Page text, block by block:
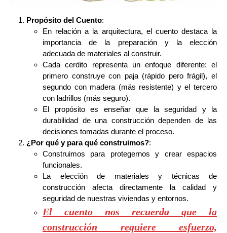
Propósito del Cuento:
En relación a la arquitectura, el cuento destaca la
importancia de la preparación y la elección
adecuada de materiales al construir.
Cada cerdito representa un enfoque diferente: el
primero construye con paja (rápido pero frágil), el
segundo con madera (más resistente) y el tercero
con ladrillos (más seguro).
El propósito es enseñar que la seguridad y la
durabilidad de una construcción dependen de las
decisiones tomadas durante el proceso.
¿Por qué y para qué construimos?:
Construimos para protegernos y crear espacios
funcionales.
La elección de materiales y técnicas de
construcción afecta directamente la calidad y
seguridad de nuestras viviendas y entornos.
El cuento nos recuerda que la
construcción requiere esfuerzo,